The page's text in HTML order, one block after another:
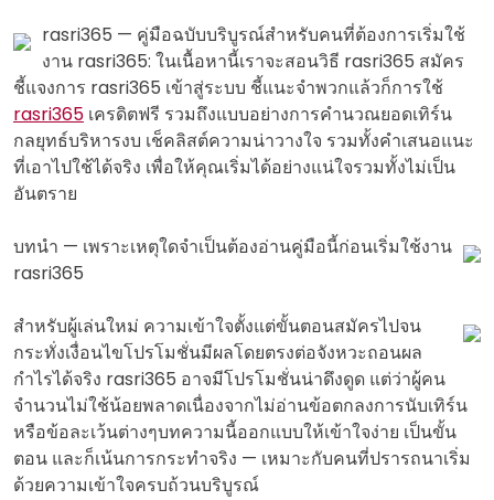
rasri365 — คู่มือฉบับบริบูรณ์สำหรับคนที่ต้องการเริ่มใช้
งาน rasri365: ในเนื้อหานี้เราจะสอนวิธี rasri365 สมัคร
ชี้แจงการ rasri365 เข้าสู่ระบบ ชี้แนะจำพวกแล้วก็การใช้
rasri365 เครดิตฟรี รวมถึงแบบอย่างการคำนวณยอดเทิร์น
กลยุทธ์บริหารงบ เช็คลิสต์ความน่าวางใจ รวมทั้งคำเสนอแนะ
ที่เอาไปใช้ได้จริง เพื่อให้คุณเริ่มได้อย่างแน่ใจรวมทั้งไม่เป็น
อันตราย
บทนำ — เพราะเหตุใดจำเป็นต้องอ่านคู่มือนี้ก่อนเริ่มใช้งาน
rasri365
สำหรับผู้เล่นใหม่ ความเข้าใจตั้งแต่ขั้นตอนสมัครไปจน
กระทั่งเงื่อนไขโปรโมชั่นมีผลโดยตรงต่อจังหวะถอนผล
กำไรได้จริง rasri365 อาจมีโปรโมชั่นน่าดึงดูด แต่ว่าผู้คน
จำนวนไม่ใช้น้อยพลาดเนื่องจากไม่อ่านข้อตกลงการนับเทิร์น
หรือข้อละเว้นต่างๆบทความนี้ออกแบบให้เข้าใจง่าย เป็นขั้น
ตอน และก็เน้นการกระทำจริง — เหมาะกับคนที่ปรารถนาเริ่ม
ด้วยความเข้าใจครบถ้วนบริบูรณ์